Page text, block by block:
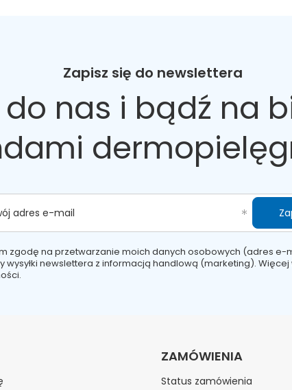
Zapisz się do newslettera
do nas i bądź na
adres e-mail
zgodę na przetwarzanie moich danych osobowych (adres e-
wysyłki newslettera z informacją handlową (marketing). Więcej
ZAMÓWIENIA
Status zamówienia